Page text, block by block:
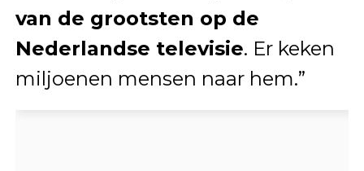
van de grootsten op de
Nederlandse televisie. Er keken
miljoenen mensen naar hem.”